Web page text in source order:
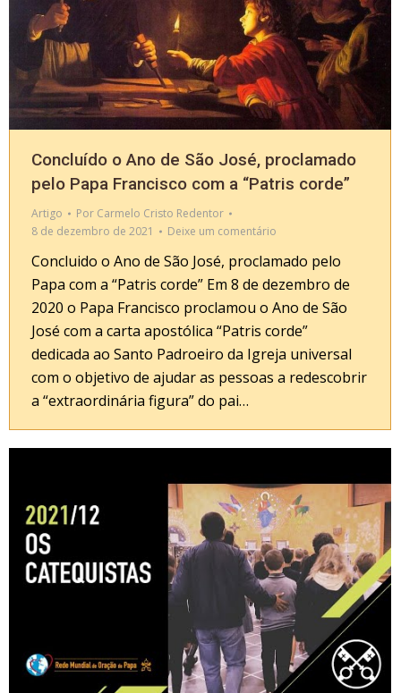
Concluído o Ano de São José, proclamado
pelo Papa Francisco com a “Patris corde”
Artigo Por Carmelo Cristo Redentor
8 de dezembro de 2021
Deixe um comentário
Concluido o Ano de São José, proclamado pelo
Papa com a “Patris corde” Em 8 de dezembro de
2020 o Papa Francisco proclamou o Ano de São
José com a carta apostólica “Patris corde”
dedicada ao Santo Padroeiro da Igreja universal
com o objetivo de ajudar as pessoas a redescobrir
a “extraordinária figura” do pai…